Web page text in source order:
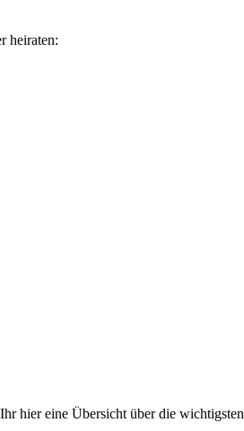
heiraten:
hier eine Übersicht über die wichtigsten